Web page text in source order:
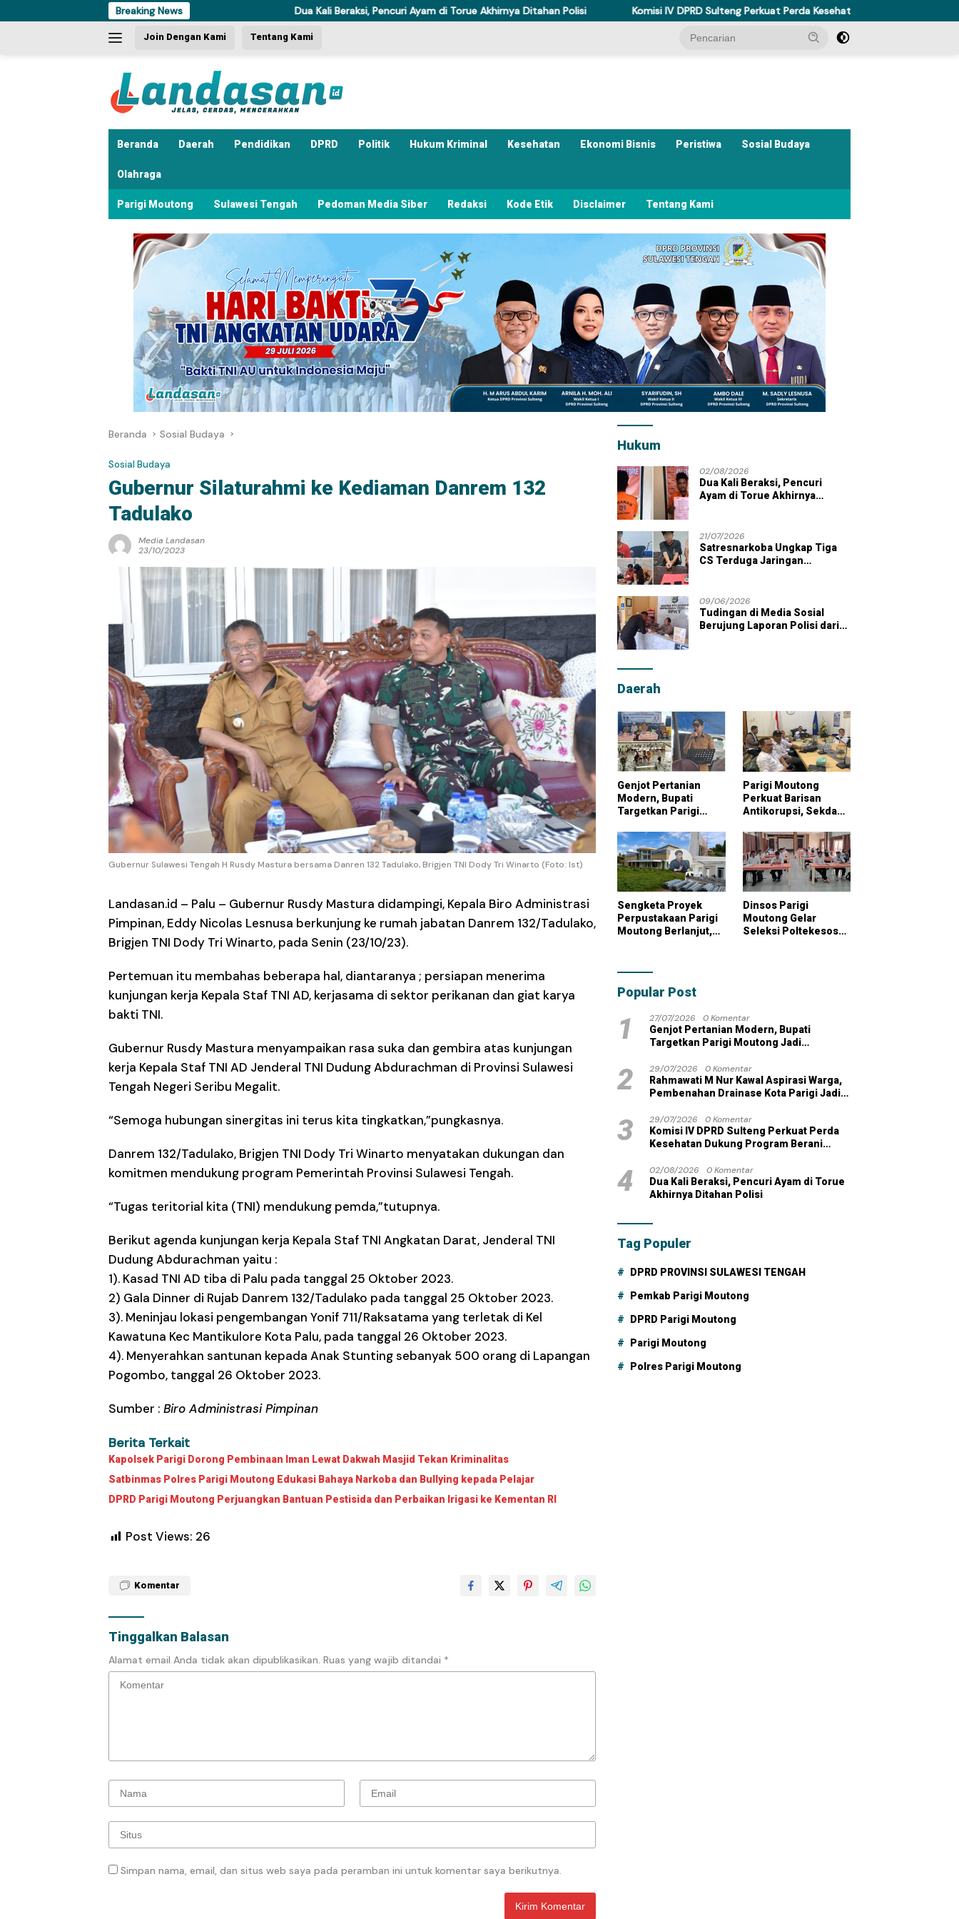
ke
Breaking News Dua Kali Beraksi, Pencuri Ayam di Torue Akhirnya Ditahan Polisi Komisi IV DPRD Sulteng Perkuat Perda Kesehatan Dukung Program Berani Sehat
Join Dengan Kami Tentang Kami
Beranda Daerah Pendidikan DPRD Politik Hukum Kriminal Kesehatan Ekonomi Bisnis Peristiwa Sosial Budaya
Olahraga
Parigi Moutong Sulawesi Tengah Pedoman Media Siber Redaksi Kode Etik Disclaimer Tentang Kami
Beranda Sosial Budaya
Sosial Budaya
Gubernur Silaturahmi ke Kediaman Danrem 132
Tadulako
Media Landasan
23/10/2023
Gubernur Sulawesi Tengah H Rusdy Mastura bersama Danren 132 Tadulako, Brigjen TNI Dody Tri Winarto (Foto: Ist)
Landasan.id – Palu – Gubernur Rusdy Mastura didampingi, Kepala Biro Administrasi
Pimpinan, Eddy Nicolas Lesnusa berkunjung ke rumah jabatan Danrem 132/Tadulako,
Brigjen TNI Dody Tri Winarto, pada Senin (23/10/23).
Pertemuan itu membahas beberapa hal, diantaranya ; persiapan menerima
kunjungan kerja Kepala Staf TNI AD, kerjasama di sektor perikanan dan giat karya
bakti TNI.
Gubernur Rusdy Mastura menyampaikan rasa suka dan gembira atas kunjungan
kerja Kepala Staf TNI AD Jenderal TNI Dudung Abdurachman di Provinsi Sulawesi
Tengah Negeri Seribu Megalit.
“Semoga hubungan sinergitas ini terus kita tingkatkan,”pungkasnya.
Danrem 132/Tadulako, Brigjen TNI Dody Tri Winarto menyatakan dukungan dan
komitmen mendukung program Pemerintah Provinsi Sulawesi Tengah.
“Tugas teritorial kita (TNI) mendukung pemda,”tutupnya.
Berikut agenda kunjungan kerja Kepala Staf TNI Angkatan Darat, Jenderal TNI
Dudung Abdurachman yaitu :
1). Kasad TNI AD tiba di Palu pada tanggal 25 Oktober 2023.
2) Gala Dinner di Rujab Danrem 132/Tadulako pada tanggal 25 Oktober 2023.
3). Meninjau lokasi pengembangan Yonif 711/Raksatama yang terletak di Kel
Kawatuna Kec Mantikulore Kota Palu, pada tanggal 26 Oktober 2023.
4). Menyerahkan santunan kepada Anak Stunting sebanyak 500 orang di Lapangan
Pogombo, tanggal 26 Oktober 2023.
Sumber : Biro Administrasi Pimpinan
Berita Terkait
Kapolsek Parigi Dorong Pembinaan Iman Lewat Dakwah Masjid Tekan Kriminalitas
Satbinmas Polres Parigi Moutong Edukasi Bahaya Narkoba dan Bullying kepada Pelajar
DPRD Parigi Moutong Perjuangkan Bantuan Pestisida dan Perbaikan Irigasi ke Kementan RI
Post Views: 26
Komentar
Tinggalkan Balasan
Alamat email Anda tidak akan dipublikasikan. Ruas yang wajib ditandai *
Simpan nama, email, dan situs web saya pada peramban ini untuk komentar saya berikutnya.
Hukum
02/08/2026
Dua Kali Beraksi, Pencuri
Ayam di Torue Akhirnya
21/07/2026
Satresnarkoba Ungkap Tiga
CS Terduga Jaringan
09/06/2026
Tudingan di Media Sosial
Berujung Laporan Polisi dari
Daerah
Genjot Pertanian
Modern, Bupati
Targetkan Parigi
Lumbung Pangan
Nasional
Parigi Moutong
Perkuat Barisan
Antikorupsi, Sekda
Bersama KPK
Sengketa Proyek
Perpustakaan Parigi
Moutong Berlanjut,
Tambahan dengan
Dinsos Parigi
Moutong Gelar
Seleksi Poltekesos
Popular Post
1 27/07/2026
0 Komentar
Genjot Pertanian Modern, Bupati
Targetkan Parigi Moutong Jadi
2 29/07/2026
0 Komentar
Rahmawati M Nur Kawal Aspirasi Warga,
Pembenahan Drainase Kota Parigi Jadi
3 29/07/2026
0 Komentar
Komisi IV DPRD Sulteng Perkuat Perda
Kesehatan Dukung Program Berani
4 02/08/2026
0 Komentar
Dua Kali Beraksi, Pencuri Ayam di Torue
Akhirnya Ditahan Polisi
Tag Populer
DPRD PROVINSI SULAWESI TENGAH
Pemkab Parigi Moutong
DPRD Parigi Moutong
Parigi Moutong
Polres Parigi Moutong